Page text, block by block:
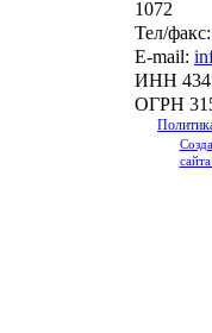
1072
Тел/факс:
Е-mail:
ИНН
ОГРН
сайта: